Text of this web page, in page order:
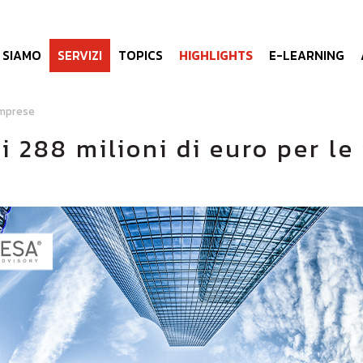
SIAMO SERVIZI TOPICS HIGHLIGHTS E-LEARNING
288 milioni di euro per le